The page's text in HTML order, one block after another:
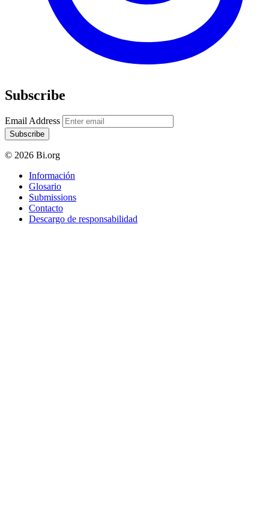
Subscribe
Email Address
Subscribe
© 2026 Bi.org
Información
Glosario
Submissions
Contacto
Descargo de responsabilidad